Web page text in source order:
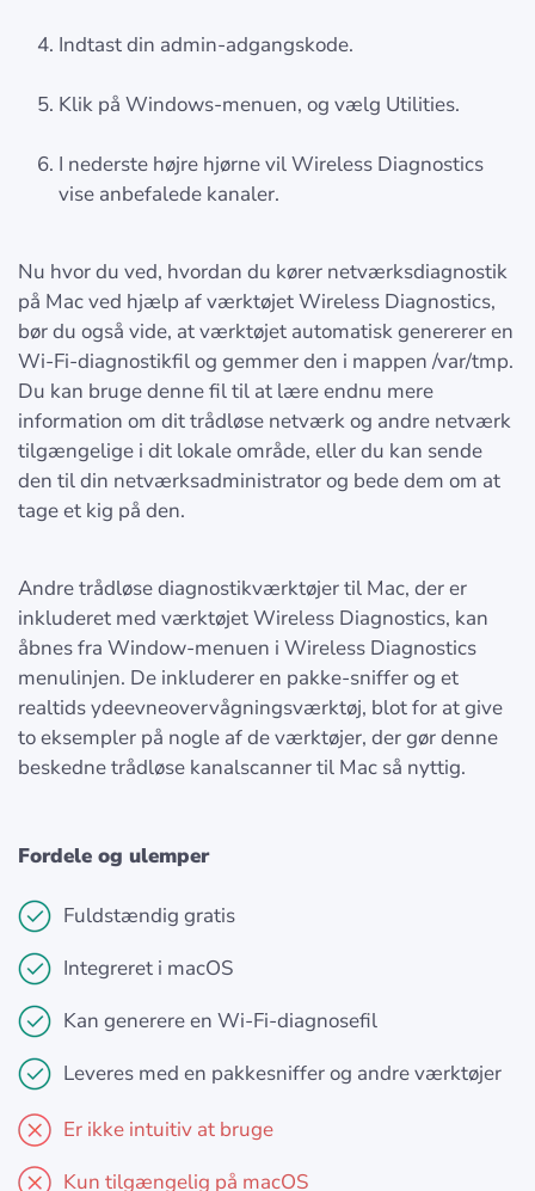
Indtast din admin-adgangskode.
Klik på Windows-menuen, og vælg Utilities.
I nederste højre hjørne vil Wireless Diagnostics
vise anbefalede kanaler.
Nu hvor du ved, hvordan du kører netværksdiagnostik
på Mac ved hjælp af værktøjet Wireless Diagnostics,
bør du også vide, at værktøjet automatisk genererer en
Wi-Fi-diagnostikfil og gemmer den i mappen /var/tmp.
Du kan bruge denne fil til at lære endnu mere
information om dit trådløse netværk og andre netværk
tilgængelige i dit lokale område, eller du kan sende
den til din netværksadministrator og bede dem om at
tage et kig på den.
Andre trådløse diagnostikværktøjer til Mac, der er
inkluderet med værktøjet Wireless Diagnostics, kan
åbnes fra Window-menuen i Wireless Diagnostics
menulinjen. De inkluderer en pakke-sniffer og et
realtids ydeevneovervågningsværktøj, blot for at give
to eksempler på nogle af de værktøjer, der gør denne
beskedne trådløse kanalscanner til Mac så nyttig.
Fordele og ulemper
Fuldstændig gratis
Integreret i macOS
Kan generere en Wi-Fi-diagnosefil
Leveres med en pakkesniffer og andre værktøjer
Er ikke intuitiv at bruge
Kun tilgængelig på macOS